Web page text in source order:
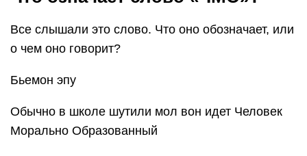
Все слышали это слово. Что оно обозначает, или
о чем оно говорит?
Бьемон эпу
Обычно в школе шутили мол вон идет Человек
Морально Образованный